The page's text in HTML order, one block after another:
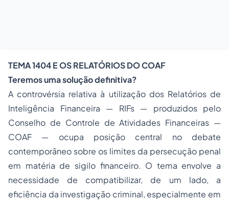
TEMA 1404 E OS RELATÓRIOS DO COAF
Teremos uma solução definitiva?
A controvérsia relativa à utilização dos Relatórios de
Inteligência Financeira — RIFs — produzidos pelo
Conselho de Controle de Atividades Financeiras —
COAF — ocupa posição central no debate
contemporâneo sobre os limites da persecução penal
em matéria de sigilo financeiro. O tema envolve a
necessidade de compatibilizar, de um lado, a
eficiência da investigação criminal, especialmente em